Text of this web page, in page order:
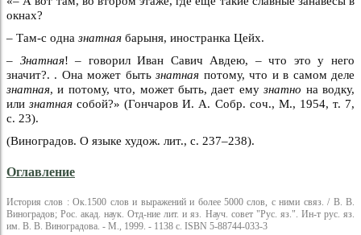
окнах?
– Там-с одна знатная барыня, иностранка Цейх.
– Знатная! – говорил Иван Савич Авдею, – что это у него
значит?. . Она может бытьзнатная потому, что и в самом деле
знатная, и потому, что, может быть, дает емузнатно на водку,
илизнатная собой?» (Гончаров И. А. Собр. соч., М., 1954, т. 7,
с. 23).
(Виноградов. О языке худож. лит., с. 237–238).
Оглавление
История слов : Ок.1500 слов и выражений и более 5000 слов, с ними связ. / В. В.
Виноградов; Рос. акад. наук. Отд-ние лит. и яз. Науч. совет "Рус. яз.". Ин-т рус. яз.
им. В. В. Виноградова. - М., 1999. - 1138 с. ISBN 5-88744-033-3